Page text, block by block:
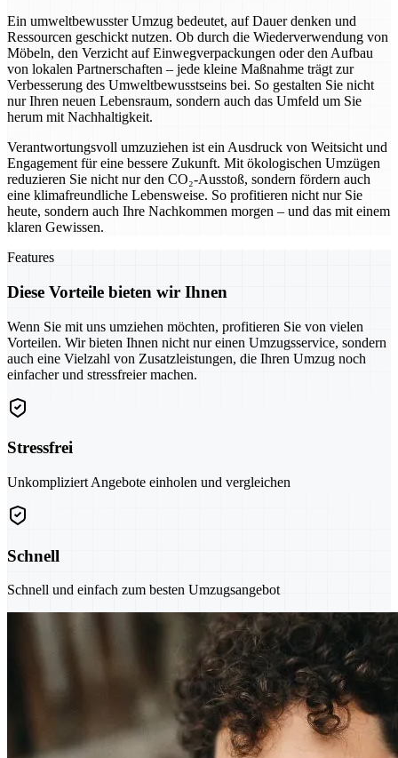
Ein umweltbewusster Umzug bedeutet, auf Dauer denken und
Ressourcen geschickt nutzen. Ob durch die Wiederverwendung von
Möbeln, den Verzicht auf Einwegverpackungen oder den Aufbau
von lokalen Partnerschaften – jede kleine Maßnahme trägt zur
Verbesserung des Umweltbewusstseins bei. So gestalten Sie nicht
nur Ihren neuen Lebensraum, sondern auch das Umfeld um Sie
herum mit Nachhaltigkeit.
Verantwortungsvoll umzuziehen ist ein Ausdruck von Weitsicht und
Engagement für eine bessere Zukunft. Mit ökologischen Umzügen
reduzieren Sie nicht nur den CO₂-Ausstoß, sondern fördern auch
eine klimafreundliche Lebensweise. So profitieren nicht nur Sie
heute, sondern auch Ihre Nachkommen morgen – und das mit einem
klaren Gewissen.
Features
Diese Vorteile bieten wir Ihnen
Wenn Sie mit uns umziehen möchten, profitieren Sie von vielen
Vorteilen. Wir bieten Ihnen nicht nur einen Umzugsservice, sondern
auch eine Vielzahl von Zusatzleistungen, die Ihren Umzug noch
einfacher und stressfreier machen.
Stressfrei
Unkompliziert Angebote einholen und vergleichen
Schnell
Schnell und einfach zum besten Umzugsangebot